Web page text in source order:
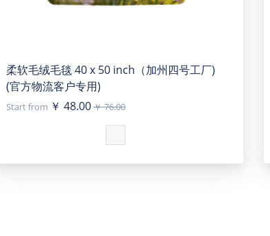
柔软毛绒毛毯 40 x 50 inch（加州四号工厂)
(官方物流客户专用)
Start from ￥ 48.00￥ 76.00